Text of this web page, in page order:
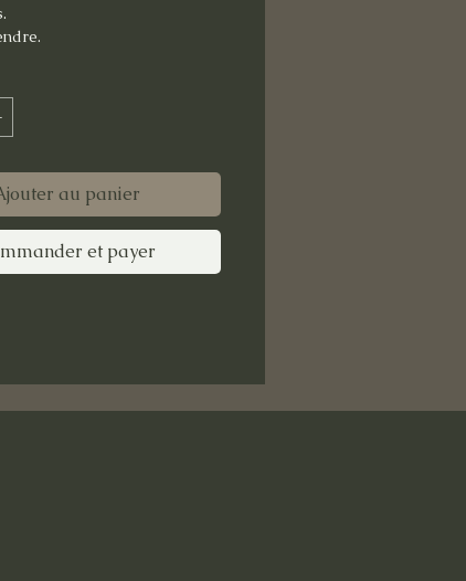
au panier
et payer